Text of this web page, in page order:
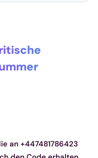
an +447481786423